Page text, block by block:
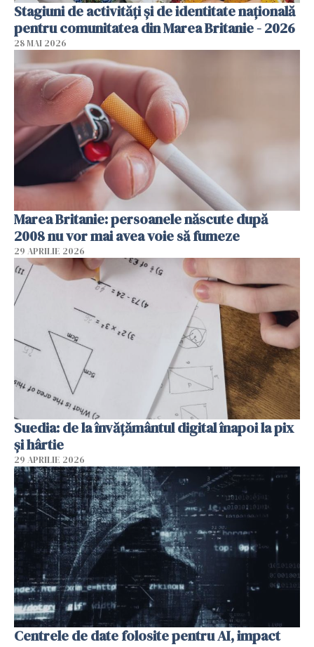
Stagiuni de activități și de identitate națională
pentru comunitatea din Marea Britanie - 2026
28 MAI 2026
Marea Britanie: persoanele născute după
2008 nu vor mai avea voie să fumeze
29 APRILIE 2026
Suedia: de la învățământul digital înapoi la pix
și hârtie
29 APRILIE 2026
Centrele de date folosite pentru AI, impact